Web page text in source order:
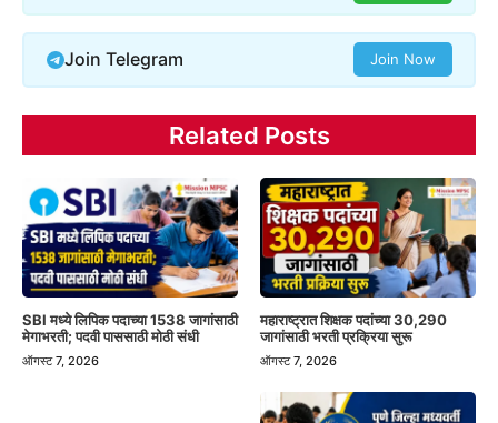
Join Telegram Join Now
Related Posts
SBI मध्ये लिपिक पदाच्या 1538 जागांसाठी
मेगाभरती; पदवी पाससाठी मोठी संधी
ऑगस्ट 7, 2026
महाराष्ट्रात शिक्षक पदांच्या 30,290
जागांसाठी भरती प्रक्रिया सुरू
ऑगस्ट 7, 2026